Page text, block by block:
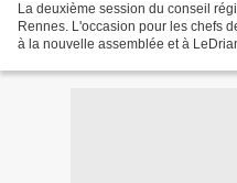
La deuxième session du conseil
Rennes. L'occasion pour les chefs
à la nouvelle assemblée et à